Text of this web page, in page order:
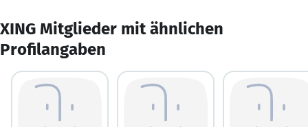
XING Mitglieder mit ähnlichen
Profilangaben